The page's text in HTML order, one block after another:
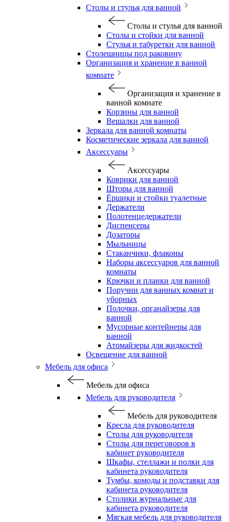
Столы и стулья для ванной
Столы и стулья для ванной
Столы и стойки для ванной
Стулья и табуретки для ванной
Столешницы под раковину
Организация и хранение в ванной
комнате
Организация и хранение в
ванной комнате
Корзины для ванной
Вешалки для ванной
Зеркала для ванной комнаты
Косметические зеркала для ванной
Аксессуары
Аксессуары
Коврики для ванной
Шторы для ванной
Ёршики и стойки туалетные
Держатели
Полотенцедержатели
Диспенсеры
Дозаторы
Мыльницы
Стаканчики, флаконы
Наборы аксессуаров для ванной
комнаты
Крючки и планки для ванной
Поручни для ванных комнат и
уборных
Полочки, органайзеры для
ванной
Мусорные контейнеры для
ванной
Атомайзеры для жидкостей
Освещение для ванной
Мебель для офиса
Мебель для офиса
Мебель для руководителя
Мебель для руководителя
Кресла для руководителя
Столы для руководителя
Столы для переговоров в
кабинет руководителя
Шкафы, стеллажи и полки для
кабинета руководителя
Тумбы, комоды и подставки для
кабинета руководителя
Столики журнальные для
кабинета руководителя
Мягкая мебель для руководителя